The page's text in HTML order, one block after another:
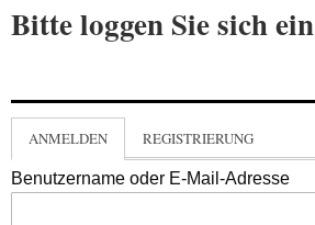
Bitte loggen Sie sich ein
ANMELDEN REGISTRIERUNG
Benutzername oder E-Mail-Adresse